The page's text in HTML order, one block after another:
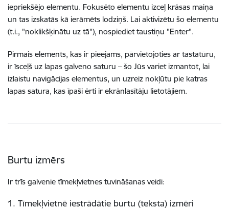
iepriekšējo elementu. Fokusēto elementu izceļ krāsas maiņa
un tas izskatās kā ierāmēts lodziņš. Lai aktivizētu šo elementu
(t.i., "noklikšķinātu uz tā"), nospiediet taustiņu "Enter".
Pirmais elements, kas ir pieejams, pārvietojoties ar tastatūru,
ir īsceļš uz lapas galveno saturu – šo Jūs variet izmantot, lai
izlaistu navigācijas elementus, un uzreiz nokļūtu pie katras
lapas satura, kas īpaši ērti ir ekrānlasītāju lietotājiem.
Burtu izmērs
Ir trīs galvenie tīmekļvietnes tuvināšanas veidi:
1. Tīmekļvietnē iestrādātie burtu (teksta) izmēri